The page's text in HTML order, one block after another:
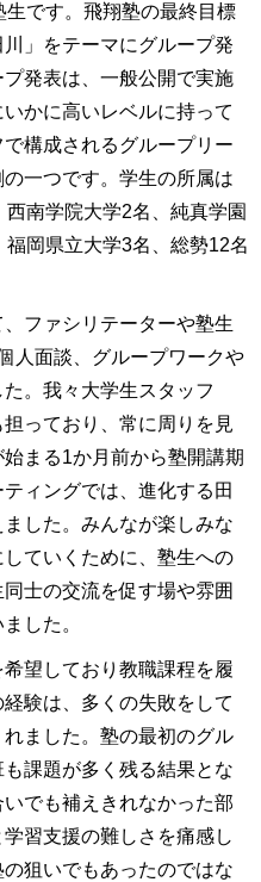
です。飛翔塾の最終目標
」をテーマにグループ発
発表は、一般公開で実施
かに高いレベルに持って
構成されるグループリー
一つです。学生の所属は
南学院大学2名、純真学園
岡県立大学3名、総勢12名
ファシリテーターや塾生
人面談、グループワークや
。我々大学生スタッフ
っており、常に周りを見
まる1か月前から塾開講期
ィングでは、進化する田
した。みんなが楽しみな
ていくために、塾生への
士の交流を促す場や雰囲
した。
望しており教職課程を履
験は、多くの失敗をして
ました。塾の最初のグル
課題が多く残る結果とな
でも補えきれなかった部
習支援の難しさを痛感し
狙いでもあったのではな